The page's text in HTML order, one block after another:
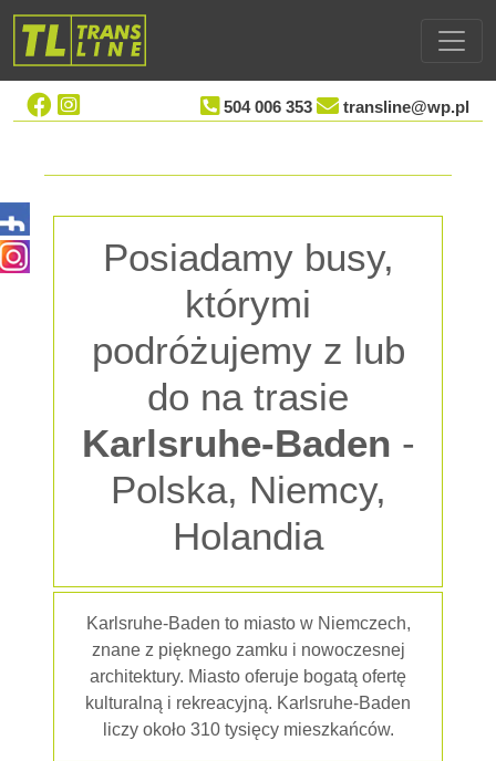
504 006 353 transline@wp.pl
Posiadamy busy,
którymi
podróżujemy z lub
do na trasie
Karlsruhe-Baden -
Polska, Niemcy,
Holandia
Karlsruhe-Baden to miasto w Niemczech,
znane z pięknego zamku i nowoczesnej
architektury. Miasto oferuje bogatą ofertę
kulturalną i rekreacyjną. Karlsruhe-Baden
liczy około 310 tysięcy mieszkańców.